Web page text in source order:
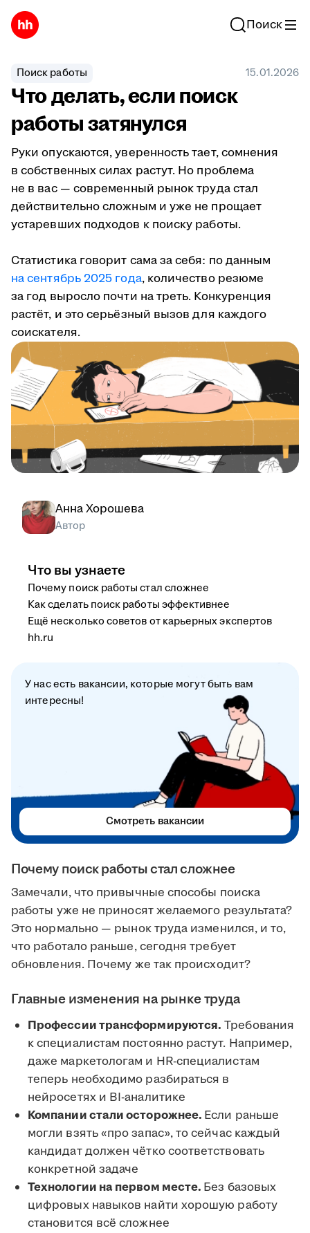
Поиск
Поиск работы 15.01.2026
Что делать, если поиск
работы затянулся
Руки опускаются, уверенность тает, сомнения
в собственных силах растут. Но проблема
не в вас — современный рынок труда стал
действительно сложным и уже не прощает
устаревших подходов к поиску работы.
Статистика говорит сама за себя: по данным
на сентябрь 2025 года, количество резюме
за год выросло почти на треть. Конкуренция
растёт, и это серьёзный вызов для каждого
соискателя.
Почему поиск работы стал сложнее
Замечали, что привычные способы поиска
работы уже не приносят желаемого результата?
Это нормально — рынок труда изменился, и то,
что работало раньше, сегодня требует
обновления. Почему же так происходит?
Главные изменения на рынке труда
Профессии трансформируются. Требования
к специалистам постоянно растут. Например,
даже маркетологам и HR-специалистам
теперь необходимо разбираться в
нейросетях и BI-аналитике
Компании стали осторожнее. Если раньше
могли взять «про запас», то сейчас каждый
кандидат должен чётко соответствовать
конкретной задаче
Технологии на первом месте. Без базовых
цифровых навыков найти хорошую работу
становится всё сложнее
Анна Хорошева
Автор
Что вы узнаете
Почему поиск работы стал сложнее
Как сделать поиск работы эффективнее
Ещё несколько советов от карьерных экспертов
hh.ru
У нас есть вакансии, которые могут быть вам
интересны!
Смотреть вакансии